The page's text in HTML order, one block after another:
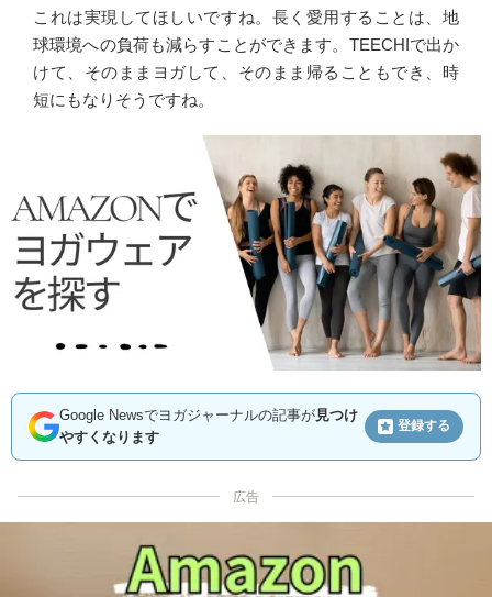
これは実現してほしいですね。長く愛用することは、地
球環境への負荷も減らすことができます。TEECHIで出か
けて、そのままヨガして、そのまま帰ることもでき、時
短にもなりそうですね。
Google Newsでヨガジャーナルの記事が見つけ
やすくなります
登録する
広告